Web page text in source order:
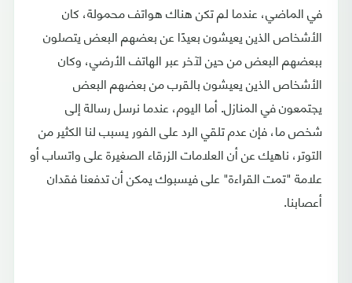
في الماضي، عندما لم تكن هناك هواتف محمولة، كان
الأشخاص الذين يعيشون بعيدًا عن بعضهم البعض يتصلون
ببعضهم البعض من حين لآخر عبر الهاتف الأرضي، وكان
الأشخاص الذين يعيشون بالقرب من بعضهم البعض
يجتمعون في المنازل. أما اليوم، عندما نرسل رسالة إلى
شخص ما، فإن عدم تلقي الرد على الفور يسبب لنا الكثير من
التوتر، ناهيك عن أن العلامات الزرقاء الصغيرة على واتساب أو
علامة "تمت القراءة" على فيسبوك يمكن أن تدفعنا فقدان
أعصابنا.